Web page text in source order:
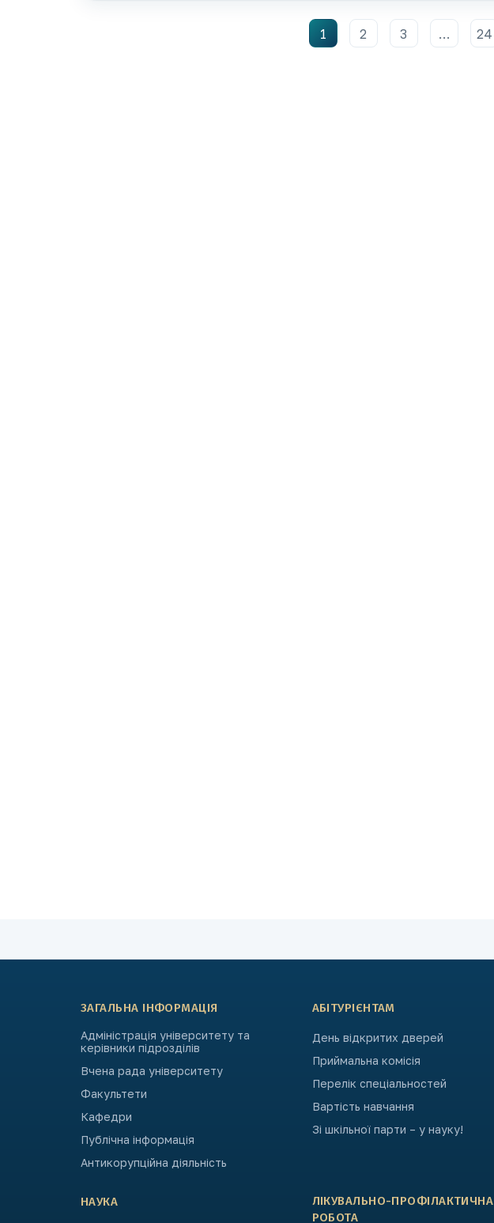
1 2 3 … 24
ЗАГАЛЬНА ІНФОРМАЦІЯ
Адміністрація університету та
керівники підрозділів
Вчена рада університету
Факультети
Кафедри
Публічна інформація
Антикорупційна діяльність
АБІТУРІЄНТАМ
День відкритих дверей
Приймальна комісія
Перелік спеціальностей
Вартість навчання
Зі шкільної парти – у науку!
НАУКА
ЛІКУВАЛЬНО-ПРОФІЛАКТИЧНА
РОБОТА